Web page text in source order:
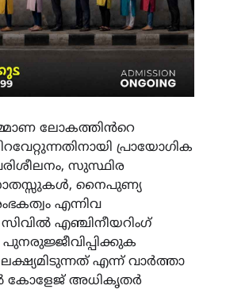
ലോകത്തിൻറെ
പ്രായോഗിക
സുസ്ഥിര
നൈപുണ്യ
എന്നിവ
എഞ്ചിനീയറിംഗ്
പുനരുജ്ജീവിപ്പിക്കുക
എന്ന് വാർത്താ
കോളേജ് അധികൃതർ